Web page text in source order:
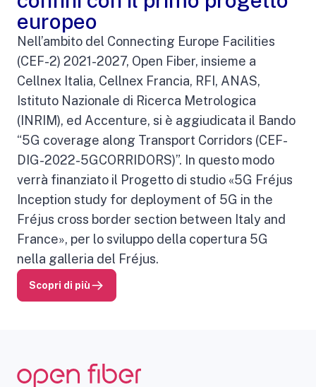
europeo
Nell’ambito del Connecting Europe Facilities
(CEF-2) 2021-2027, Open Fiber, insieme a
Cellnex Italia, Cellnex Francia, RFI, ANAS,
Istituto Nazionale di Ricerca Metrologica
(INRIM), ed Accenture, si è aggiudicata il Bando
“5G coverage along Transport Corridors (CEF-
DIG-2022-5GCORRIDORS)”. In questo modo
verrà finanziato il Progetto di studio «5G Fréjus
Inception study for deployment of 5G in the
Fréjus cross border section between Italy and
France», per lo sviluppo della copertura 5G
nella galleria del Fréjus.
Scopri di più